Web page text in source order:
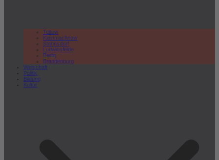
Teltow
Kleinmachnow
Stahnsdorf
Ludwigsfelde
Berlin
Brandenburg
Wirtschaft
Politik
Bildung
Kultur